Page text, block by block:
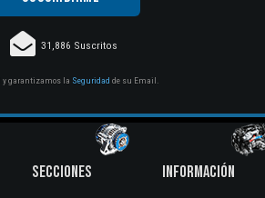
31,886 Suscritos
y garantizamos la Seguridad de su Email.
SECCIONES INFORMACIÓN